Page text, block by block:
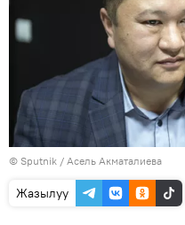
© Sputnik / Асель Акматалиева
Жазылуу